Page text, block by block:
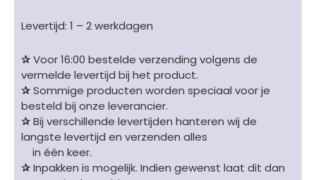
Levertijd: 1 – 2 werkdagen
✰Voor 16:00 bestelde verzending volgens de
vermelde levertijd bij het product.
✰Sommige producten worden speciaal voor je
besteld bij onze leverancier.
✰Bij verschillende levertijden hanteren wij de
langste levertijd en verzenden alles
in één keer.
✰Inpakken is mogelijk. Indien gewenst laat dit dan